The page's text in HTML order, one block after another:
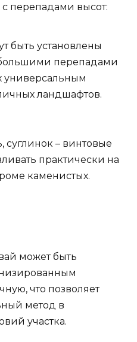
перепадами высот:
быть установлены
большими перепадами
универсальным
ландшафтов.
суглинок – винтовые
практически на
каменистых.
может быть
что позволяет
метод в
участка.